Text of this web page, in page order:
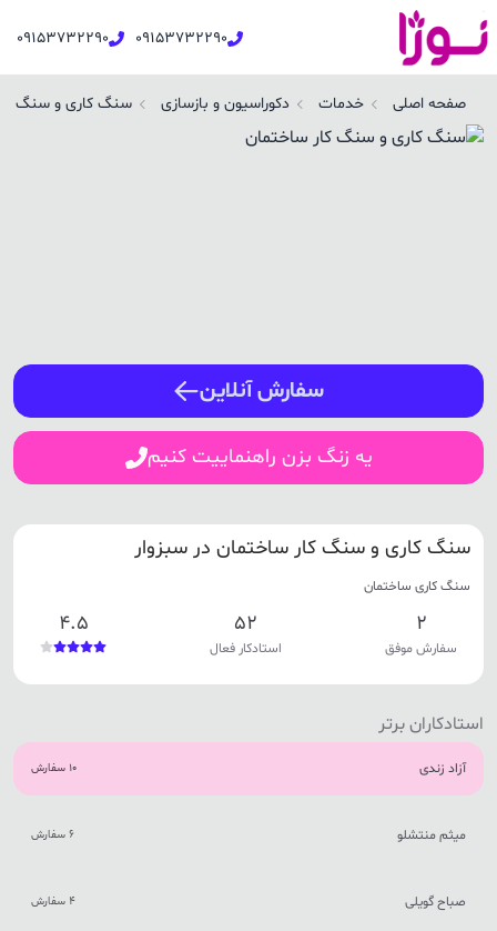
09153732290
09153732290
صفحه اصلی خدمات دکوراسیون و بازسازی سنگ کاری و سنگ
سفارش آنلاین
یه زنگ بزن راهنماییت کنیم
سنگ کاری و سنگ کار ساختمان در سبزوار
سنگ کاری ساختمان
2
سفارش موفق
52
استادکار فعال
4.5
استادکاران برتر
آزاد زندی 10 سفارش
میثم منتشلو 6 سفارش
صباح گویلی 4 سفارش